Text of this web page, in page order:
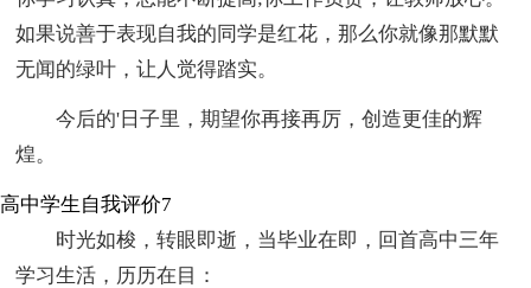
如果说善于表现自我的同学是红花，那么你就像那默默
无闻的绿叶，让人觉得踏实。
今后的'日子里，期望你再接再厉，创造更佳的辉
煌。
高中学生自我评价7
时光如梭，转眼即逝，当毕业在即，回首高中三年
学习生活，历历在目：